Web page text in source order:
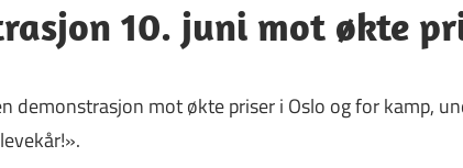
10. juni mot økte
demonstrasjon mot økte priser i Oslo og for kamp,